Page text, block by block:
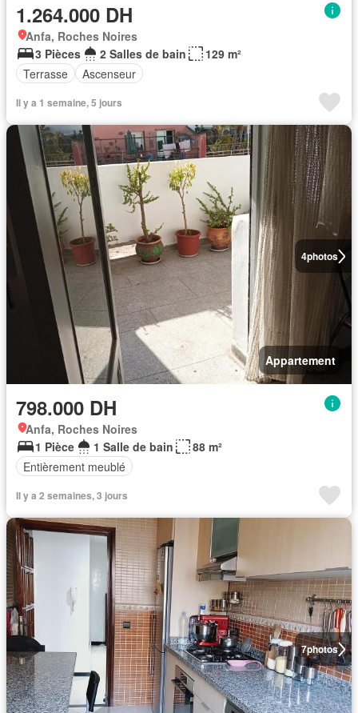
1.264.000 DH
Anfa, Roches Noires
3 Pièces
2 Salles de bain
129 m²
Terrasse
Ascenseur
Il y a 1 semaine, 5 jours
4photos
Appartement
798.000 DH
Anfa, Roches Noires
1 Pièce
1 Salle de bain
88 m²
Entièrement meublé
Il y a 2 semaines, 3 jours
7photos